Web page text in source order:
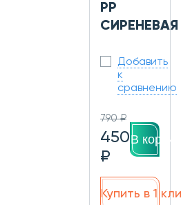
PP
СИРЕНЕВАЯ
Добавить
к
сравнению
790 ₽
450
₽
В
Купить в 1